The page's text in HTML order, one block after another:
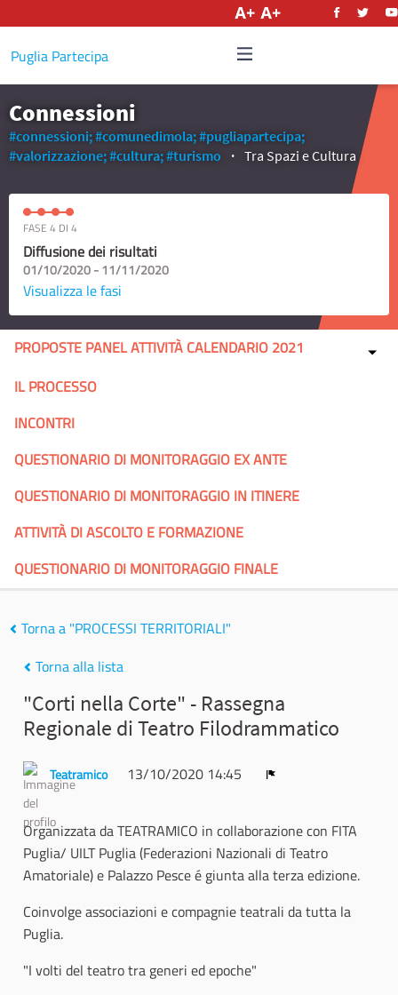
Puglia Partecipa
Connessioni
#connessioni;#comunedimola;#pugliapartecipa;
#valorizzazione;#cultura;#turismo Tra Spazi e Cultura
FASE 4 DI 4
Diffusione dei risultati
01/10/2020 - 11/11/2020
Visualizza le fasi
PROPOSTE PANEL ATTIVITÀ CALENDARIO 2021
IL PROCESSO
INCONTRI
QUESTIONARIO DI MONITORAGGIO EX ANTE
QUESTIONARIO DI MONITORAGGIO IN ITINERE
ATTIVITÀ DI ASCOLTO E FORMAZIONE
QUESTIONARIO DI MONITORAGGIO FINALE
Torna a "PROCESSI TERRITORIALI"
Torna alla lista
"Corti nella Corte" - Rassegna
Regionale di Teatro Filodrammatico
Teatramico 13/10/2020 14:45
Organizzata da TEATRAMICO in collaborazione con FITA
Puglia/ UILT Puglia (Federazioni Nazionali di Teatro
Amatoriale) e Palazzo Pesce é giunta alla terza edizione.
Coinvolge associazioni e compagnie teatrali da tutta la
Puglia.
"I volti del teatro tra generi ed epoche"